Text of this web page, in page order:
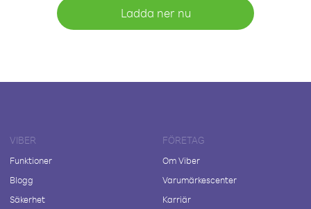
Ladda ner nu
VIBER
Funktioner
Blogg
Säkerhet
FÖRETAG
Om Viber
Varumärkescenter
Karriär